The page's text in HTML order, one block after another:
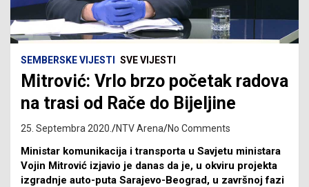
SEMBERSKE VIJESTI SVE VIJESTI
Mitrović: Vrlo brzo početak radova
na trasi od Rače do Bijeljine
25. Septembra 2020. NTV Arena No Comments
Ministar komunikacija i transporta u Savjetu ministara
Vojin Mitrović izjavio je danas da je, u okviru projekta
izgradnje auto-puta Sarajevo-Beograd, u završnoj fazi